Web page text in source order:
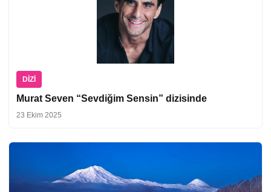
DIZI
Murat Seven “Sevdiğim Sensin” dizisinde
23 Ekim 2025